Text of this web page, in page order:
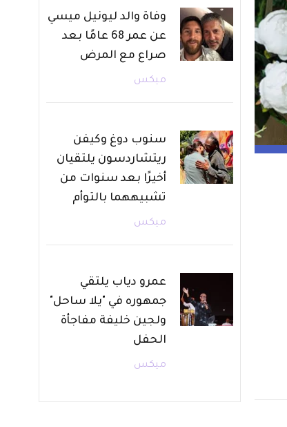
وفاة والد ليونيل ميسي
عن عمر 68 عامًا بعد
صراع مع المرض
ميكس
سنوب دوغ وكيفن
ريتشاردسون يلتقيان
أخيرًا بعد سنوات من
تشبيههما بالتوأم
ميكس
عمرو دياب يلتقي
جمهوره في "يلا ساحل"
ولجين خليفة مفاجأة
الحفل
ميكس